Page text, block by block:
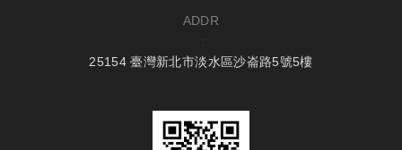
ADDR
:
25154 臺灣新北市淡水區沙崙路5號5樓